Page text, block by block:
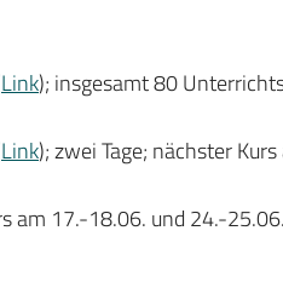
Link); insgesamt 80
Link); zwei Tage; nächster
am 17.-18.06. und 24.-